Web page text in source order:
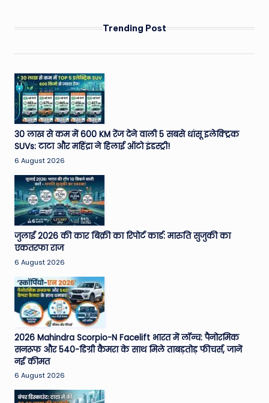
Trending Post
30 लाख से कम में 600 KM रेंज देने वाली 5 सबसे धांसू इलेक्ट्रिक
SUVs: टाटा और महिंद्रा ने हिलाई ऑटो इंडस्ट्री!
6 August 2026
जुलाई 2026 की कार बिक्री का रिपोर्ट कार्ड: मारुति सुजुकी का
एकतरफा राज
6 August 2026
2026 Mahindra Scorpio-N Facelift भारत में लॉन्च: पैनोरमिक
सनरूफ और 540-डिग्री कैमरा के साथ मिले ताबड़तोड़ फीचर्स, जानें
नई कीमत
6 August 2026